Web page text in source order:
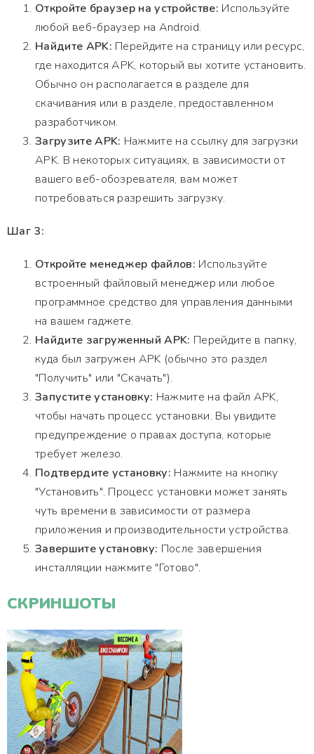
Откройте браузер на устройстве: Используйте
любой веб-браузер на Android.
Найдите APK: Перейдите на страницу или ресурс,
где находится APK, который вы хотите установить.
Обычно он располагается в разделе для
скачивания или в разделе, предоставленном
разработчиком.
Загрузите APK: Нажмите на ссылку для загрузки
APK. В некоторых ситуациях, в зависимости от
вашего веб-обозревателя, вам может
потребоваться разрешить загрузку.
Шаг 3:
Откройте менеджер файлов: Используйте
встроенный файловый менеджер или любое
программное средство для управления данными
на вашем гаджете.
Найдите загруженный APK: Перейдите в папку,
куда был загружен APK (обычно это раздел
"Получить" или "Скачать").
Запустите установку: Нажмите на файл APK,
чтобы начать процесс установки. Вы увидите
предупреждение о правах доступа, которые
требует железо.
Подтвердите установку: Нажмите на кнопку
"Установить". Процесс установки может занять
чуть времени в зависимости от размера
приложения и производительности устройства.
Завершите установку: После завершения
инсталляции нажмите "Готово".
СКРИНШОТЫ